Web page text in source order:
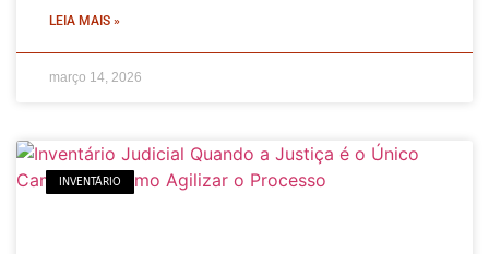
LEIA MAIS »
março 14, 2026
INVENTÁRIO